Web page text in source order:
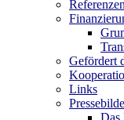
Referenzen
Gefördert
Links
Das